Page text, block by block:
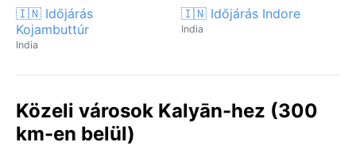
🇮🇳 Időjárás
Kojambuttúr
India
🇮🇳 Időjárás Indore
India
Közeli városok Kalyān-hez (300
km-en belül)